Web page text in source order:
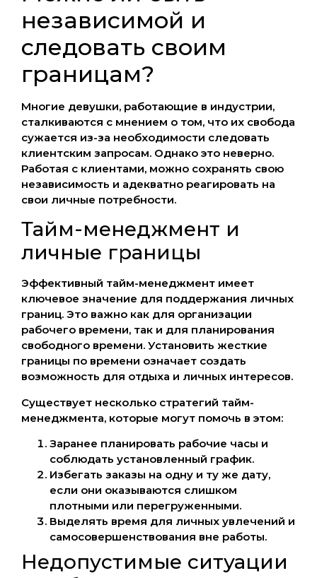
независимой и
следовать своим
границам?
Многие девушки, работающие в индустрии,
сталкиваются с мнением о том, что их свобода
сужается из-за необходимости следовать
клиентским запросам. Однако это неверно.
Работая с клиентами, можно сохранять свою
независимость и адекватно реагировать на
свои личные потребности.
Тайм-менеджмент и
личные границы
Эффективный тайм-менеджмент имеет
ключевое значение для поддержания личных
границ. Это важно как для организации
рабочего времени, так и для планирования
свободного времени. Установить жесткие
границы по времени означает создать
возможность для отдыха и личных интересов.
Существует несколько стратегий тайм-
менеджмента, которые могут помочь в этом:
Заранее планировать рабочие часы и
соблюдать установленный график.
Избегать заказы на одну и ту же дату,
если они оказываются слишком
плотными или перегруженными.
Выделять время для личных увлечений и
самосовершенствования вне работы.
Недопустимые ситуации